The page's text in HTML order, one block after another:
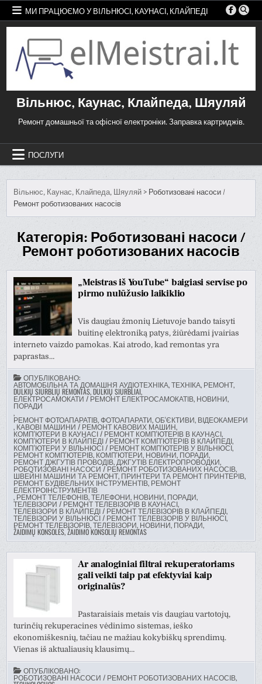
Перейти
змісту
МИ ПРАЦЮЄМО У ВІЛЬНЮСІ, КАУНАСІ, КЛАЙПЕДІ
Вільнюс, Каунас, Клайпеда, Шяуляй
Ремонт домашньої та офісної електроніки. Заправка картриджів.
ПОСЛУГИ
Вільнюс, Каунас, Клайпеда, Шяуляй > Роботизовані насоси /
Ремонт роботизованих насосів
Категорія: Роботизовані насоси /
Ремонт роботизованих насосів
„Meistras iš YouTube“ baigiasi servise po
pirmo nulūžusio laikiklio
Vis daugiau žmonių Lietuvoje bando taisyti
buitinę elektroniką patys, žiūrėdami įvairias
interneto vaizdo pamokas. Kai atrodo, kad remontas yra
paprastas…
ОПУБЛІКОВАНО:
АВТОМОБІЛЬНА ТА ДОМАШНЯ АУДІОТЕХНІКА, ТЕХНІКА, РЕМОНТ,
DULKIŲ SIURBLIŲ REMONTAS, DULKIŲ SIURBLIAI,
ЕЛЕКТРОСАМОКАТИ / РЕМОНТ ЕЛЕКТРОСАМОКАТІВ, НОВИНИ,
ПОРАДИ
,
РЕМОНТ ФОТОАПАРАТІВ, ФОТОАПАРАТИ, ОБ'ЄКТИВИ, ВІДЕОКАМЕРИ
, КАВОВІ МАШИНИ / РЕМОНТ КАВОВИХ МАШИН,
КОМП'ЮТЕРИ В КАУНАСІ / РЕМОНТ КОМП'ЮТЕРІВ В КАУНАСІ,
КОМП'ЮТЕРИ В КЛАЙПЕДІ / РЕМОНТ КОМП'ЮТЕРІВ В КЛАЙПЕДІ,
КОМП'ЮТЕРИ У ВІЛЬНЮСІ / РЕМОНТ КОМП'ЮТЕРІВ У ВІЛЬНЮСІ,
РЕМОНТ КОМП'ЮТЕРІВ, КОМП'ЮТЕРИ, НОВИНИ, ПОРАДИ,
РЕМОНТ ДЖГУТІВ ПРОВОДІВ, ДЖГУТІВ ЕЛЕКТРОПРОВОДКИ,
РОБОТИЗОВАНІ НАСОСИ / РЕМОНТ РОБОТИЗОВАНИХ НАСОСІВ,
ШВЕЙНІ МАШИНИ ТА РЕМОНТ, ПРИНТЕРИ ТА РЕМОНТ ПРИНТЕРІВ,
РЕМОНТ БУДІВЕЛЬНИХ ІНСТРУМЕНТІВ, РЕМОНТ
ЕЛЕКТРОІНСТРУМЕНТІВ
, РЕМОНТ ТЕЛЕФОНІВ, ТЕЛЕФОНИ, НОВИНИ, ПОРАДИ,
ТЕЛЕВІЗОРИ / РЕМОНТ ТЕЛЕВІЗОРІВ В КАУНАСІ,
ТЕЛЕВІЗОРИ В КЛАЙПЕДІ / РЕМОНТ ТЕЛЕВІЗОРІВ В КЛАЙПЕДІ,
ТЕЛЕВІЗОРИ У ВІЛЬНЮСІ / РЕМОНТ ТЕЛЕВІЗОРІВ У ВІЛЬНЮСІ,
РЕМОНТ ТЕЛЕВІЗОРІВ, ТЕЛЕВІЗОРИ, НОВИНИ, ПОРАДИ,
ŽAIDIMŲ KONSOLĖS, ŽAIDIMO KONSOLIŲ REMONTAS
Ar analoginiai filtrai rekuperatoriams
gali veikti taip pat efektyviai kaip
originalūs?
Pastaraisiais metais vis daugiau vartotojų,
turinčių rekuperacines vėdinimo sistemas, ieško
ekonomiškesnių, tačiau ne mažiau kokybiškų sprendimų.
Vienas iš aktualiausių klausimų…
ОПУБЛІКОВАНО:
РОБОТИЗОВАНІ НАСОСИ / РЕМОНТ РОБОТИЗОВАНИХ НАСОСІВ,